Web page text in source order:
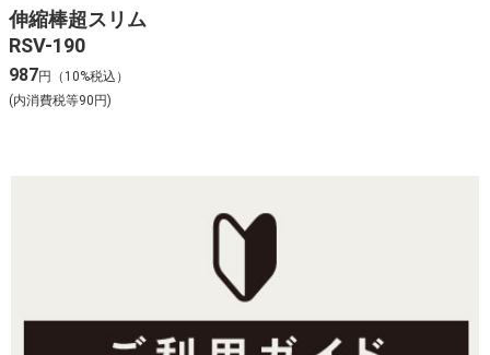
伸縮棒超スリム
RSV-190
987円（10%税込）
(内消費税等90円)